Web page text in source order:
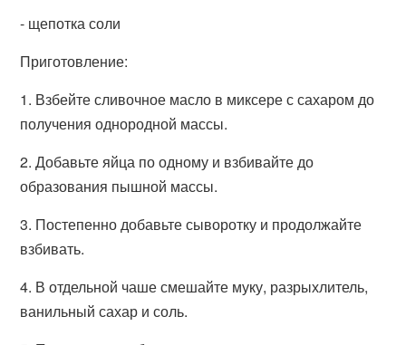
- щепотка соли
Приготовление:
1. Взбейте сливочное масло в миксере с сахаром до
получения однородной массы.
2. Добавьте яйца по одному и взбивайте до
образования пышной массы.
3. Постепенно добавьте сыворотку и продолжайте
взбивать.
4. В отдельной чаше смешайте муку, разрыхлитель,
ванильный сахар и соль.